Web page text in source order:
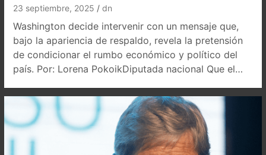
23 septiembre, 2025 dn
Washington decide intervenir con un mensaje que,
bajo la apariencia de respaldo, revela la pretensión
de condicionar el rumbo económico y político del
país. Por: Lorena PokoikDiputada nacional Que el…